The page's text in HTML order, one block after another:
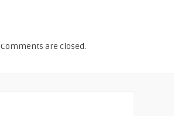
Comments are closed.